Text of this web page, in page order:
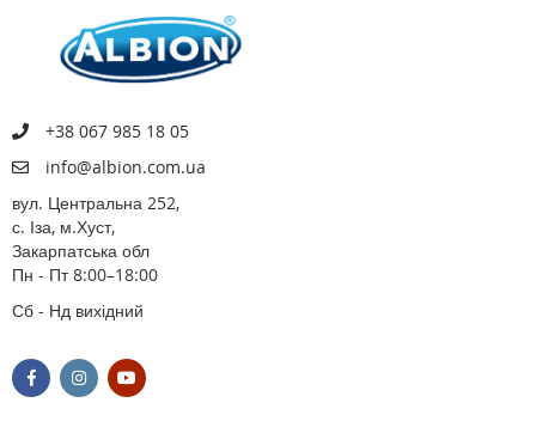
+38 067 985 18 05
info@albion.com.ua
вул. Центральна 252,
с. Іза, м.Хуст,
Закарпатська обл
Пн - Пт 8:00–18:00
Сб - Нд вихідний